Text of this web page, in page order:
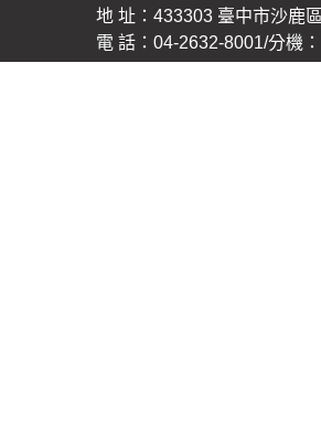
地 址：433303 臺中市沙鹿
電 話：04-2632-8001/分機